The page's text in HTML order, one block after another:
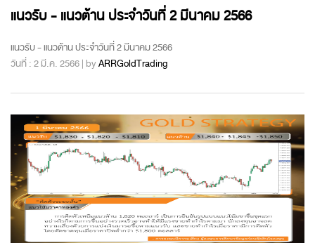
แนวรับ - แนวต้าน ประจำวันที่ 2 มีนาคม 2566
แนวรับ - แนวต้าน ประจำวันที่ 2 มีนาคม 2566
วันที่ : 2 มี.ค. 2566 | byARRGoldTrading